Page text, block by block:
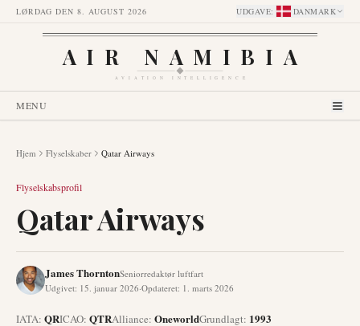
LØRDAG DEN 8. AUGUST 2026 UDGAVE: DANMARK
AIR NAMIBIA
AVIATION INTELLIGENCE
MENU
Hjem Flyselskaber Qatar Airways
Flyselskabsprofil
Qatar Airways
James ThorntonSeniorredaktør luftfart
Udgivet: 15. januar 2026·Opdateret: 1. marts 2026
IATA: QRICAO: QTRAlliance: OneworldGrundlagt: 1993